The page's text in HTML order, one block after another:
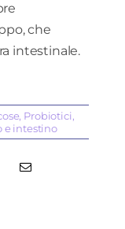
che
intestinale.
, Probiotici,
e intestino